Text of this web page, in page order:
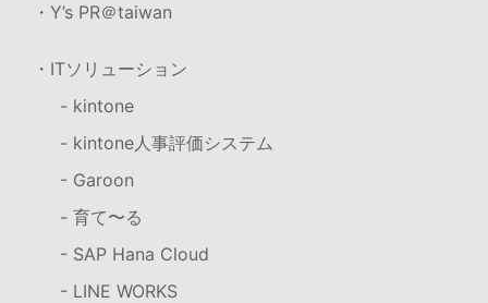
・Y’s PR＠taiwan
・ITソリューション
- kintone
- kintone人事評価システム
- Garoon
- 育て〜る
- SAP Hana Cloud
- LINE WORKS